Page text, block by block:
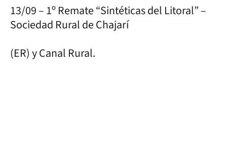
13/09 – 1º Remate “Sintéticas del Litoral” –
Sociedad Rural de Chajarí
(ER) y Canal Rural.